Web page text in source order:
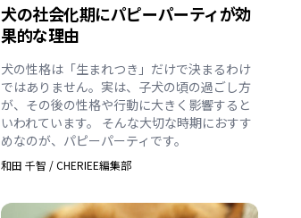
犬の社会化期にパピーパーティが効
果的な理由
犬の性格は「生まれつき」だけで決まるわけ
ではありません。実は、子犬の頃の過ごし方
が、その後の性格や行動に大きく影響すると
いわれています。 そんな大切な時期におすす
めなのが、パピーパーティです。
和田 千智 /CHERIEE編集部